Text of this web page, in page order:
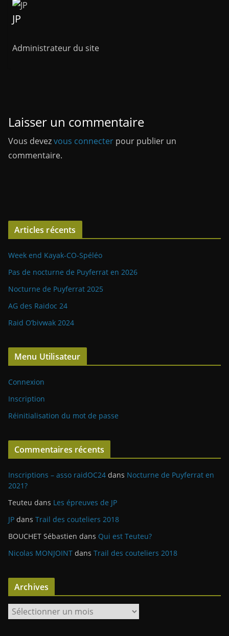
JP
Administrateur du site
Laisser un commentaire
Vous devezvous connecter pour publier un
commentaire.
Articles récents
Week end Kayak-CO-Spéléo
Pas de nocturne de Puyferrat en 2026
Nocturne de Puyferrat 2025
AG des Raidoc 24
Raid O’bivwak 2024
Menu Utilisateur
Connexion
Inscription
Réinitialisation du mot de passe
Commentaires récents
Inscriptions – asso raidOC24 dans Nocturne de Puyferrat en
2021?
Teuteu dans Les épreuves de JP
JP dans Trail des couteliers 2018
BOUCHET Sébastien dans Qui est Teuteu?
Nicolas MONJOINT dans Trail des couteliers 2018
Archives
r